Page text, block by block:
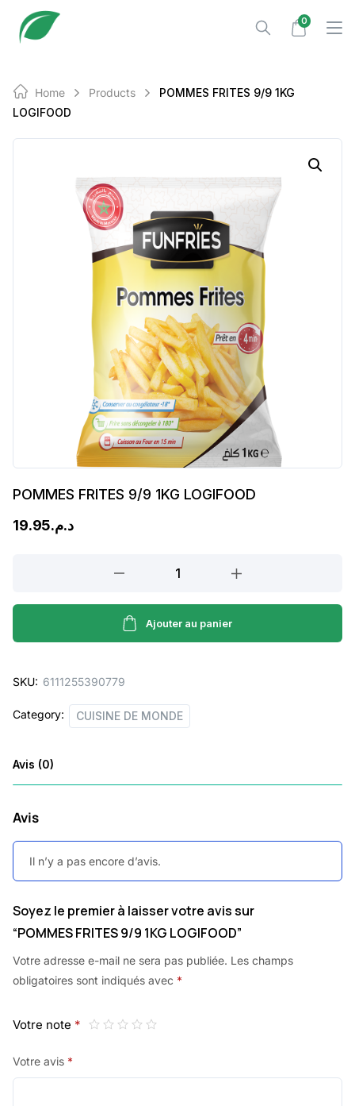
0
Home Products
POMMES FRITES 9/9 1KG
LOGIFOOD
POMMES FRITES 9/9 1KG LOGIFOOD
د.م.19.95
9/9
LOGIFOOD
Ajouter au panier
SKU: 6111255390779
Category: CUISINE DE MONDE
Avis (0)
Avis
Il n’y a pas encore d’avis.
Soyez le premier à laisser votre avis sur
“POMMES FRITES 9/9 1KG LOGIFOOD”
Votre adresse e-mail ne sera pas publiée. Les champs
obligatoires sont indiqués avec *
Votre note *
Votre avis *